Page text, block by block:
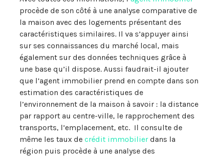
procède de son côté à une analyse comparative de
la maison avec des logements présentant des
caractéristiques similaires. Il va s’appuyer ainsi
sur ses connaissances du marché local, mais
également sur des données techniques grâce à
une base qu’il dispose. Aussi faudrait-il ajouter
que l’agent immobilier prend en compte dans son
estimation des caractéristiques de
l’environnement de la maison à savoir : la distance
par rapport au centre-ville, le rapprochement des
transports, l’emplacement, etc. Il consulte de
même les taux de crédit immobilier dans la
région puis procède à une analyse des